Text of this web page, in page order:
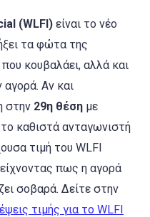
(WLFI) είναι το νέο
τα φώτα της
κουβαλάει, αλλά και
Αν και
στην 29η θέση με
καθιστά ανταγωνιστή
τιμή του WLFI
πως η αγορά
σοβαρά. Δείτε στην
τιμής για το WLFI